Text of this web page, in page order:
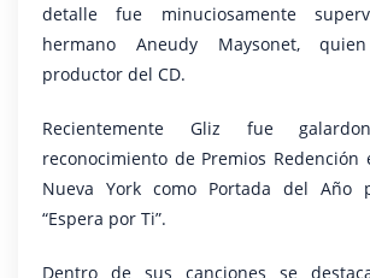
detalle fue minuciosamente
hermano Aneudy Maysonet,
productor del CD.
Recientemente Gliz fue
reconocimiento de Premios
Nueva York como Portada del Año
“Espera por Ti”.
Dentro de sus canciones se